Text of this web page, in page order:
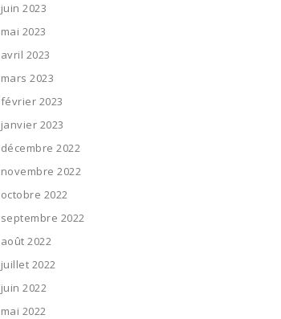
juin 2023
mai 2023
avril 2023
mars 2023
février 2023
janvier 2023
décembre 2022
novembre 2022
octobre 2022
septembre 2022
août 2022
juillet 2022
juin 2022
mai 2022